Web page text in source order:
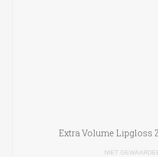
Extra Volume Lipgloss
NIET